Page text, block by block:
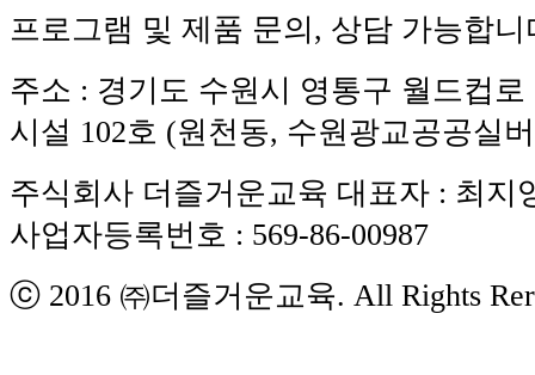
프로그램 및 제품 문의, 상담 가능합니
주소 : 경기도 수원시 영통구 월드컵로
시설 102호 (원천동, 수원광교공공실
주식회사 더즐거운교육 대표자 : 최지
사업자등록번호 : 569-86-00987
ⓒ 2016 ㈜더즐거운교육. All Rights